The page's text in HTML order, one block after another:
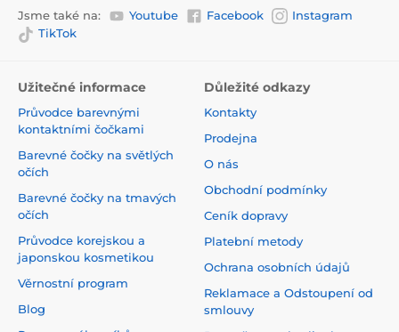
Jsme také na: Youtube Facebook
Instagram
TikTok
Užitečné informace
Průvodce barevnými
kontaktními čočkami
Barevné čočky na světlých
očích
Barevné čočky na tmavých
očích
Průvodce korejskou a
japonskou kosmetikou
Věrnostní program
Blog
Důležité odkazy
Kontakty
Prodejna
O nás
Obchodní podmínky
Ceník dopravy
Platební metody
Ochrana osobních údajů
Reklamace a Odstoupení od
smlouvy